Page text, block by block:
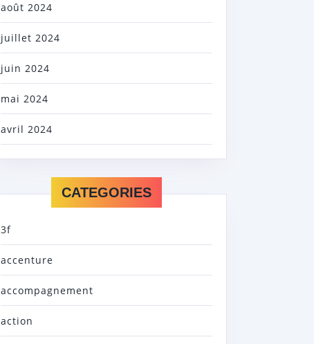
août 2024
juillet 2024
juin 2024
mai 2024
avril 2024
CATEGORIES
3f
accenture
accompagnement
action